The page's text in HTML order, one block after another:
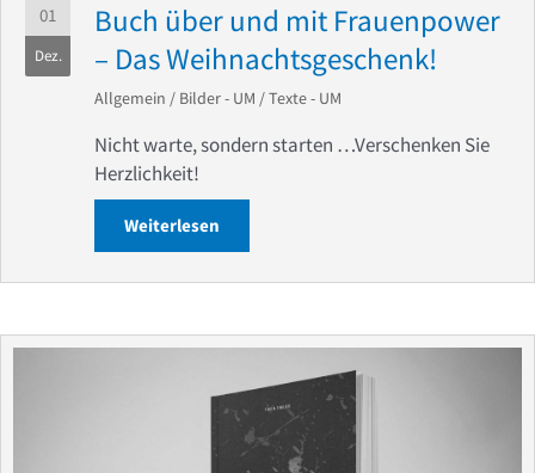
01
Dez.
Buch über und mit Frauenpower
– Das Weihnachtsgeschenk!
Allgemein / Bilder - UM /Texte - UM
Nicht warte, sondern starten …Verschenken Sie
Herzlichkeit!
Weiterlesen